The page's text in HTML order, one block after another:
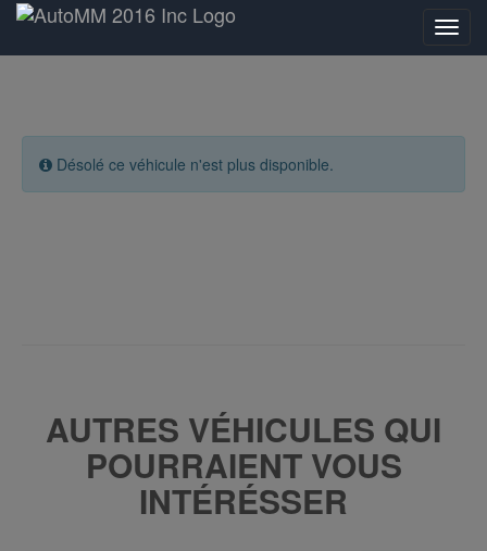
Désolé ce véhicule n'est plus disponible.
AUTRES VÉHICULES QUI
POURRAIENT VOUS
INTÉRÉSSER